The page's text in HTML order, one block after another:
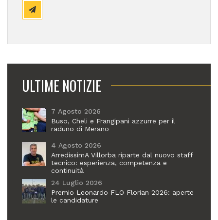
ULTIME NOTIZIE
7 Agosto 2026
Buso, Cheli e Frangipani azzurre per il
raduno di Merano
4 Agosto 2026
ArredissimA Villorba riparte dal nuovo staff
tecnico: esperienza, competenza e
continuità
24 Luglio 2026
Premio Leonardo FLO Florian 2026: aperte
le candidature